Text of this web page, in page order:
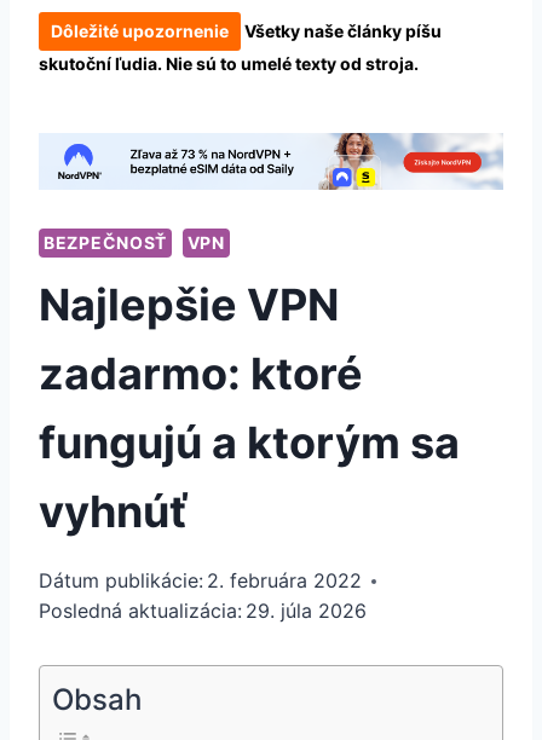
Dôležité upozornenie
Všetky naše články píšu
skutoční ľudia. Nie sú to umelé texty od stroja.
BEZPEČNOSŤ VPN
Najlepšie VPN
zadarmo: ktoré
fungujú a ktorým sa
vyhnúť
Dátum publikácie: 2. februára 2022
Posledná aktualizácia: 29. júla 2026
Obsah